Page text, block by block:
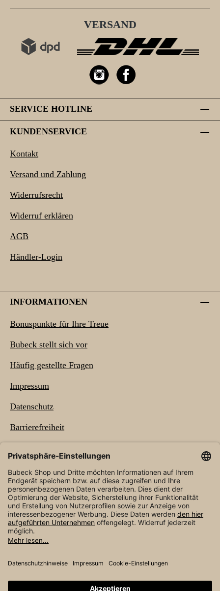
VERSAND
SERVICE HOTLINE
KUNDENSERVICE
Kontakt
Versand und Zahlung
Widerrufsrecht
Widerruf erklären
AGB
Händler-Login
INFORMATIONEN
Bonuspunkte für Ihre Treue
Bubeck stellt sich vor
Häufig gestellte Fragen
Impressum
Datenschutz
Barrierefreiheit
NEWSLETTER
und ggf. Nachnahmegebühren, wenn